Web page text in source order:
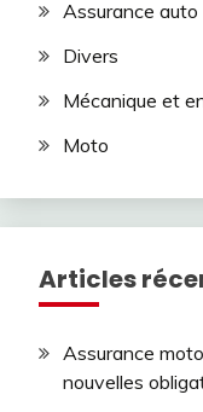
Assurance auto
Divers
Mécanique et
Moto
Articles
Assurance
nouvelles